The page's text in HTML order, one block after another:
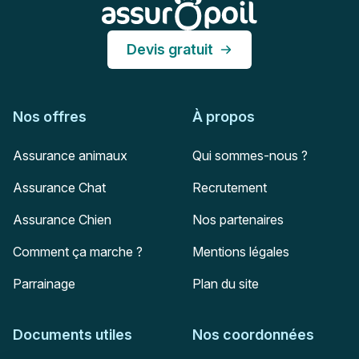
Devis gratuit
Nos offres
Assurance animaux
Assurance Chat
Assurance Chien
Comment ça marche ?
Parrainage
À propos
Qui sommes-nous ?
Recrutement
Nos partenaires
Mentions légales
Plan du site
Documents utiles Nos coordonnées